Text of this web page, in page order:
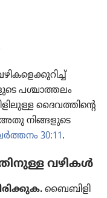
പശ്ചാത്തലം
ദൈവ​ത്തി​ന്റെ
അതു നിങ്ങളു​ടെ
30:11.
വഴികൾ
ബൈബി​ളി​